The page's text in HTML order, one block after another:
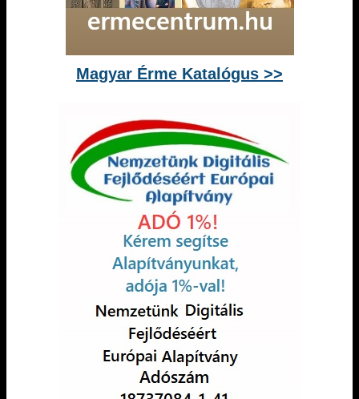
Magyar Érme Katalógus >>